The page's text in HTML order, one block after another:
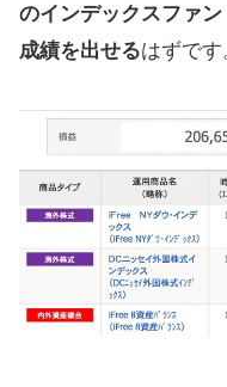
のインデックスファ
成績を出せるはずです